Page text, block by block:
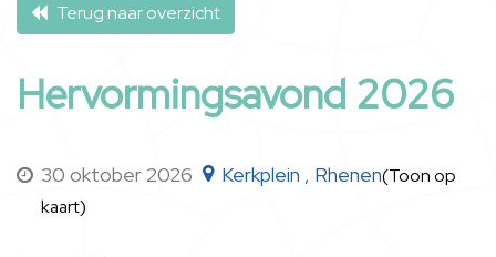
Terug naar overzicht
Hervormingsavond 2026
30 oktober 2026 Kerkplein , Rhenen(Toon op
kaart)